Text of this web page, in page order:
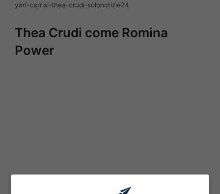
yari-carrisi-thea-crudi-solonotizie24
Thea Crudi come Romina
Power